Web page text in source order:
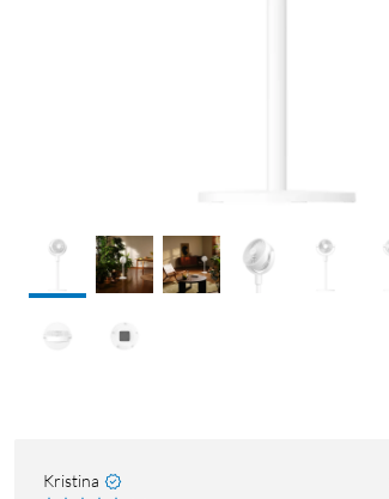
Kristina